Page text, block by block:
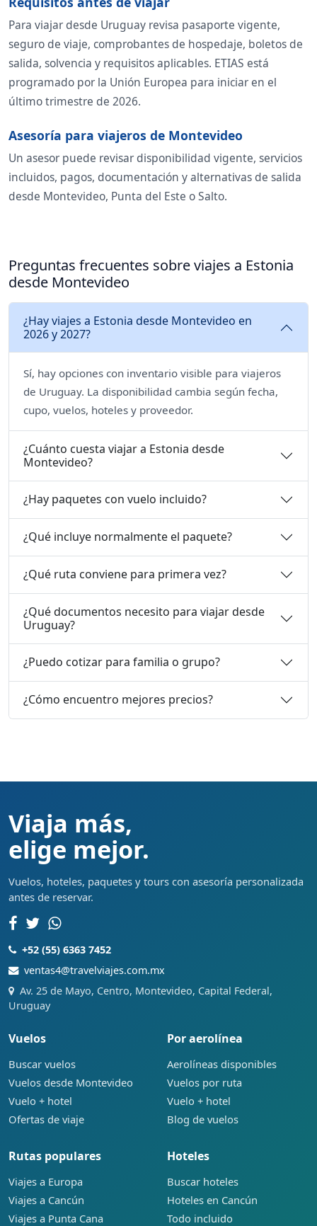
Para viajar desde Uruguay revisa pasaporte vigente,
seguro de viaje, comprobantes de hospedaje, boletos de
salida, solvencia y requisitos aplicables. ETIAS está
programado por la Unión Europea para iniciar en el
último trimestre de 2026.
Asesoría para viajeros de Montevideo
Un asesor puede revisar disponibilidad vigente, servicios
incluidos, pagos, documentación y alternativas de salida
desde Montevideo, Punta del Este o Salto.
Preguntas frecuentes sobre viajes a Estonia
desde Montevideo
¿Hay viajes a Estonia desde Montevideo en
2026 y 2027?
Sí, hay opciones con inventario visible para viajeros
de Uruguay. La disponibilidad cambia según fecha,
cupo, vuelos, hoteles y proveedor.
¿Cuánto cuesta viajar a Estonia desde
Montevideo?
¿Hay paquetes con vuelo incluido?
¿Qué incluye normalmente el paquete?
¿Qué ruta conviene para primera vez?
¿Qué documentos necesito para viajar desde
Uruguay?
¿Puedo cotizar para familia o grupo?
¿Cómo encuentro mejores precios?
Viaja más,
elige mejor.
Vuelos, hoteles, paquetes y tours con asesoría personalizada
antes de reservar.
+52 (55) 6363 7452
ventas4@travelviajes.com.mx
Av. 25 de Mayo, Centro, Montevideo, Capital Federal,
Uruguay
Vuelos
Buscar vuelos
Vuelos desde Montevideo
Vuelo + hotel
Ofertas de viaje
Por aerolínea
Aerolíneas disponibles
Vuelos por ruta
Vuelo + hotel
Blog de vuelos
Rutas populares
Viajes a Europa
Viajes a Cancún
Viajes a Punta Cana
Hoteles
Buscar hoteles
Hoteles en Cancún
Todo incluido